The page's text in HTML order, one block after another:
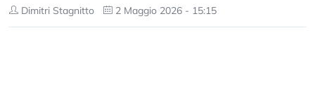
Dimitri Stagnitto 2 Maggio 2026 - 15:15